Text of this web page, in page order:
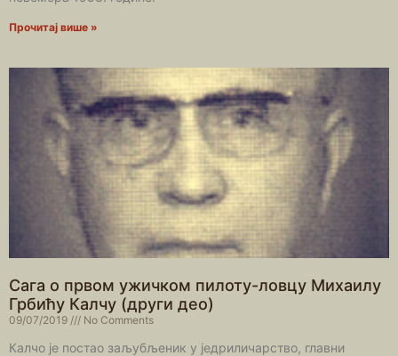
Прочитај више »
Сага о првом ужичком пилоту-ловцу Михаилу
Грбићу Калчу (други део)
09/07/2019 No Comments
Калчо је постао заљубљеник у једриличарство, главни